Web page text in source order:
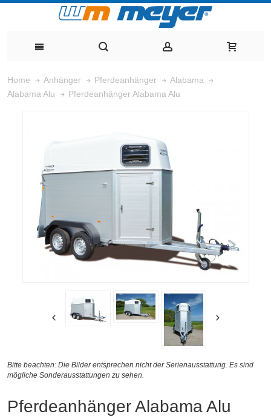
Home Anhänger Pferdeanhänger
Alabama
Alabama Alu
Pferdeanhänger Alabama Alu
Bitte beachten: Die Bilder entsprechen nicht der Serienausstattung. Es sind
mögliche Sonderausstattungen zu sehen.
Pferdeanhänger Alabama Alu